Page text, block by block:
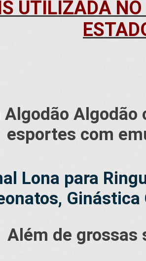
UTILIZADA
Algodão
esportes com
Lona para
Além de grossas